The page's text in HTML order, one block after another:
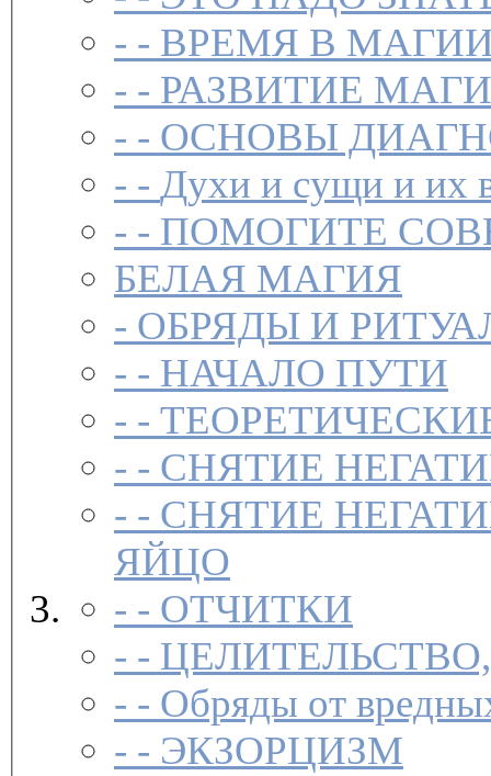
- - ВРЕМЯ В
- - РАЗВИТИЕ
- - ОСНОВЫ
- - Духи и сущи и их
- - ПОМОГИТЕ
БЕЛАЯ МАГИЯ
- ОБРЯДЫ И
- - НАЧАЛО ПУТИ
- -
- - СНЯТИЕ
- - СНЯТИЕ
ЯЙЦО
- - ОТЧИТКИ
- -
- - Обряды от
- - ЭКЗОРЦИЗМ